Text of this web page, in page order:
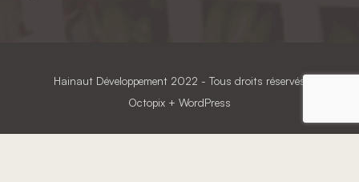
Hainaut Développement 2022 - Tous droits réservés
Octopix + WordPress